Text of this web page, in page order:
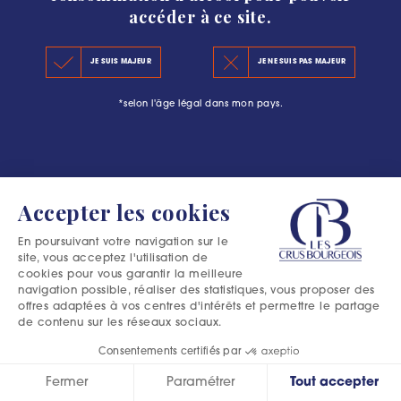
accéder à ce site.
JE SUIS MAJEUR JE NE SUIS PAS MAJEUR
*selon l'âge légal dans mon pays.
Excessive consumption of alcohol is harmful to your health.
Accepter les cookies
En poursuivant votre navigation sur le
site, vous acceptez l'utilisation de
cookies pour vous garantir la meilleure
navigation possible, réaliser des statistiques, vous proposer des
offres adaptées à vos centres d'intérêts et permettre le partage
de contenu sur les réseaux sociaux.
Consentements certifiés par
Fermer Paramétrer Tout accepter